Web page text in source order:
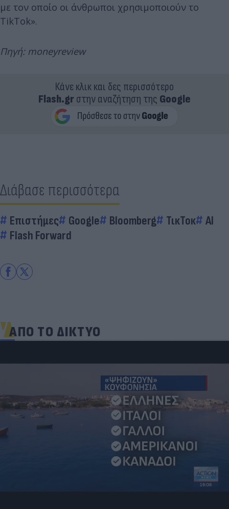
με τον οποίο οι άνθρωποι χρησιμοποιούν το
TikTok».
Πηγή: moneyreview
Κάνε κλικ και δες περισσότερο
Flash.grστην αναζήτηση της Google
Διάβασε περισσότερα
Επιστήμες Google Bloomberg ΤικΤοκ
AI
Flash Forward
ΑΠΟ ΤΟ ΔΙΚΤΥΟ